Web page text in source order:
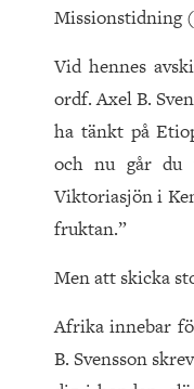
Missionstidning
Vid hennes
ordf. Axel B.
ha tänkt på
och nu går du
Viktoriasjön i
fruktan.”
Men att skicka
Afrika innebar
B. Svensson